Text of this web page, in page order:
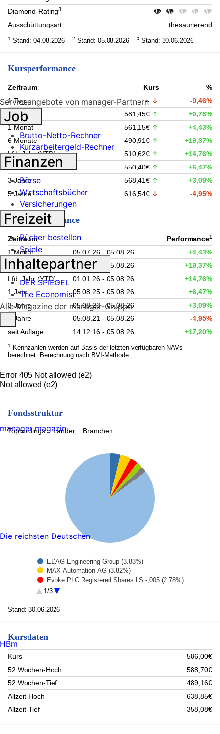
Diamond-Rating3
Ausschüttungsart thesaurierend
1 Stand: 04.08.2026 2 Stand: 05.08.2026 3 Stand: 30.06.2026
Kursperformance
Zeitraum Kurs
%
1 Tag
--
-0,46%
1 Woche
581,45€
+0,78%
1 Monat
561,15€
+4,43%
6 Monate
490,91€
+19,37%
Lfd. Jahr (YTD)
510,62€
+14,76%
1 Jahr
550,40€
+6,47%
3 Jahre
568,41€
+3,09%
5 Jahre
616,54€ -4,95%
Fondsperformance
Zeitraum Performance1
1 Monat 05.07.26 - 05.08.26
+4,43%
6 Monate
05.02.26 - 05.08.26
+19,37%
Lfd. Jahr (YTD)
01.01.26 - 05.08.26
+14,76%
1 Jahr
05.08.25 - 05.08.26
+6,47%
3 Jahre
05.08.23 - 05.08.26
+3,09%
5 Jahre
05.08.21 - 05.08.26
-4,95%
seit Auflage
14.12.16 - 05.08.26 +17,20%
1
Kennzahlen werden auf Basis der letzten verfügbaren NAVs
berechnet. Berechnung nach BVI-Methode.
Error 405 Not allowed (e2)
Not allowed (e2)
Fondsstruktur
Topholdings Länder Branchen
EDAG Engineering Group (3.83%)
MAX Automation AG (3.82%)
Evoke PLC Registered Shares LS -,005 (2.78%)
Koenig and Bauer (2.26%)
Rest (85.15%)
1/3
Stand: 30.06.2026
Kursdaten
Kurs
586,00€
52 Wochen-Hoch
588,70€
52 Wochen-Tief
489,16€
Allzeit-Hoch
638,85€
Allzeit-Tief
358,08€
Serviceangebote von manager-Partnern
Job
Brutto-Netto-Rechner
Kurzarbeitergeld-Rechner
Finanzen
Börse
Wirtschaftsbücher
Versicherungen
Freizeit
Bücher bestellen
Spiele
Inhaltepartner
DER SPIEGEL
The Economist
Alle Magazine der manager-Gruppe
manager magazin
Die reichsten Deutschen
HBm